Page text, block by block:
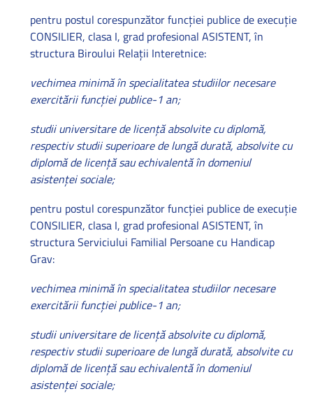
pentru postul corespunzător funcţiei publice de execuţie
CONSILIER, clasa I, grad profesional ASISTENT, în
structura Biroului Relaţii Interetnice:
vechimea minimă în specialitatea studiilor necesare
exercitării funcţiei publice-1 an;
studii universitare de licenţă absolvite cu diplomă,
respectiv studii superioare de lungă durată, absolvite cu
diplomă de licenţă sau echivalentă în domeniul
asistenţei sociale;
pentru postul corespunzător funcţiei publice de execuţie
CONSILIER, clasa I, grad profesional ASISTENT, în
structura Serviciului Familial Persoane cu Handicap
Grav:
vechimea minimă în specialitatea studiilor necesare
exercitării funcţiei publice-1 an;
studii universitare de licenţă absolvite cu diplomă,
respectiv studii superioare de lungă durată, absolvite cu
diplomă de licenţă sau echivalentă în domeniul
asistenţei sociale;